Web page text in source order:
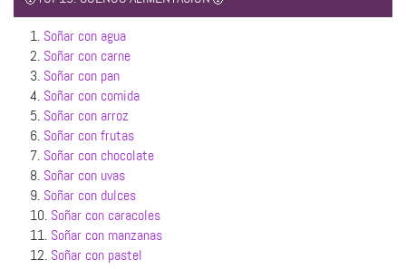
1. Soñar con agua
2. Soñar con carne
3. Soñar con pan
4. Soñar con comida
5. Soñar con arroz
6. Soñar con frutas
7. Soñar con chocolate
8. Soñar con uvas
9. Soñar con dulces
10. Soñar con caracoles
11. Soñar con manzanas
12. Soñar con pastel